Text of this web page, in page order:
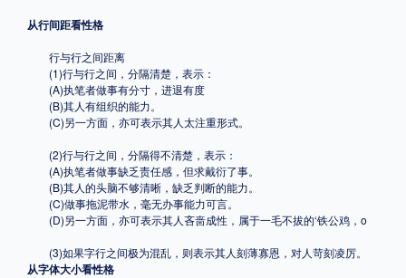
从行间距看性格
行与行之间距离
(1)行与行之间，分隔清楚，表示：
(A)执笔者做事有分寸，进退有度
(B)其人有组织的能力。
(C)另一方面，亦可表示其人太注重形式。
(2)行与行之间，分隔得不清楚，表示：
(A)执笔者做事缺乏责任感，但求戴衍了事。
(B)其人的头脑不够清晰，缺乏判断的能力。
(C)做事拖泥带水，毫无办事能力可言。
(D)另一方面，亦可表示其人吝啬成性，属于一毛不拔的‘铁公鸡，o
(3)如果字行之间极为混乱，则表示其人刻薄寡恩，对人苛刻凌厉。
从字体大小看性格